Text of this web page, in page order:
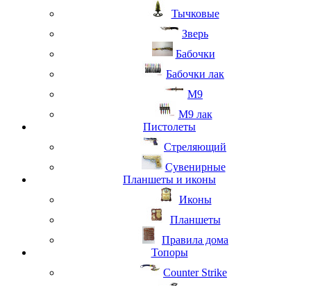
Тычковые
Зверь
Бабочки
Бабочки лак
М9
M9 лак
Пистолеты
Стреляющий
Сувенирные
Планшеты и иконы
Иконы
Планшеты
Правила дома
Топоры
Counter Strike